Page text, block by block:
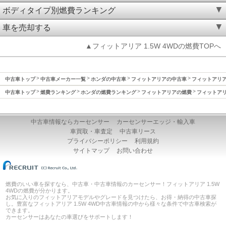
ボディタイプ別燃費ランキング
車を売却する
▲フィットアリア 1.5W 4WDの燃費TOPへ
中古車トップ 中古車メーカー一覧 ホンダの中古車 フィットアリアの中古車 フィットアリ
中古車トップ 燃費ランキング ホンダの燃費ランキング フィットアリアの燃費 フィットア
中古車情報ならカーセンサー
カーセンサーエッジ・輸入車
車買取・車査定
中古車リース
プライバシーポリシー
利用規約
サイトマップ
お問い合わせ
燃費のいい車を探すなら、中古車・中古車情報のカーセンサー！フィットアリア 1.5W
4WDの燃費が分かります。
お気に入りのフィットアリアモデルやグレードを見つけたら、お得・納得の中古車探
し。豊富なフィットアリア 1.5W 4WD中古車情報の中から様々な条件で中古車検索が
できます。
カーセンサーはあなたの車選びをサポートします！